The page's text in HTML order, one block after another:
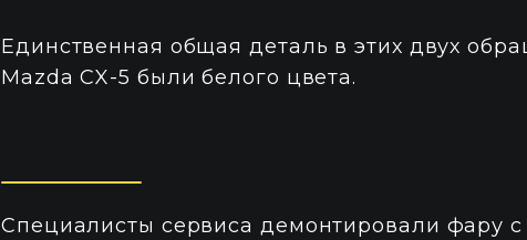
Единственная общая деталь в этих двух
Mazda CX-5 были белого цвета.
Специалисты сервиса демонтировали фару